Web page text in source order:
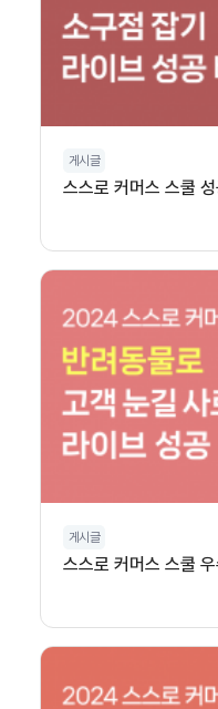
게시글
스스로 커머스 스쿨
게시글
스스로 커머스 스쿨